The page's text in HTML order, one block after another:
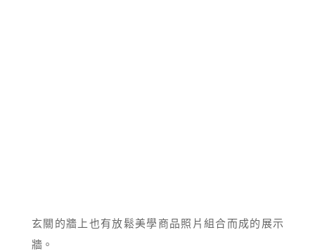
玄關的牆上也有放鬆美學商品照片組合而成的展示
牆。